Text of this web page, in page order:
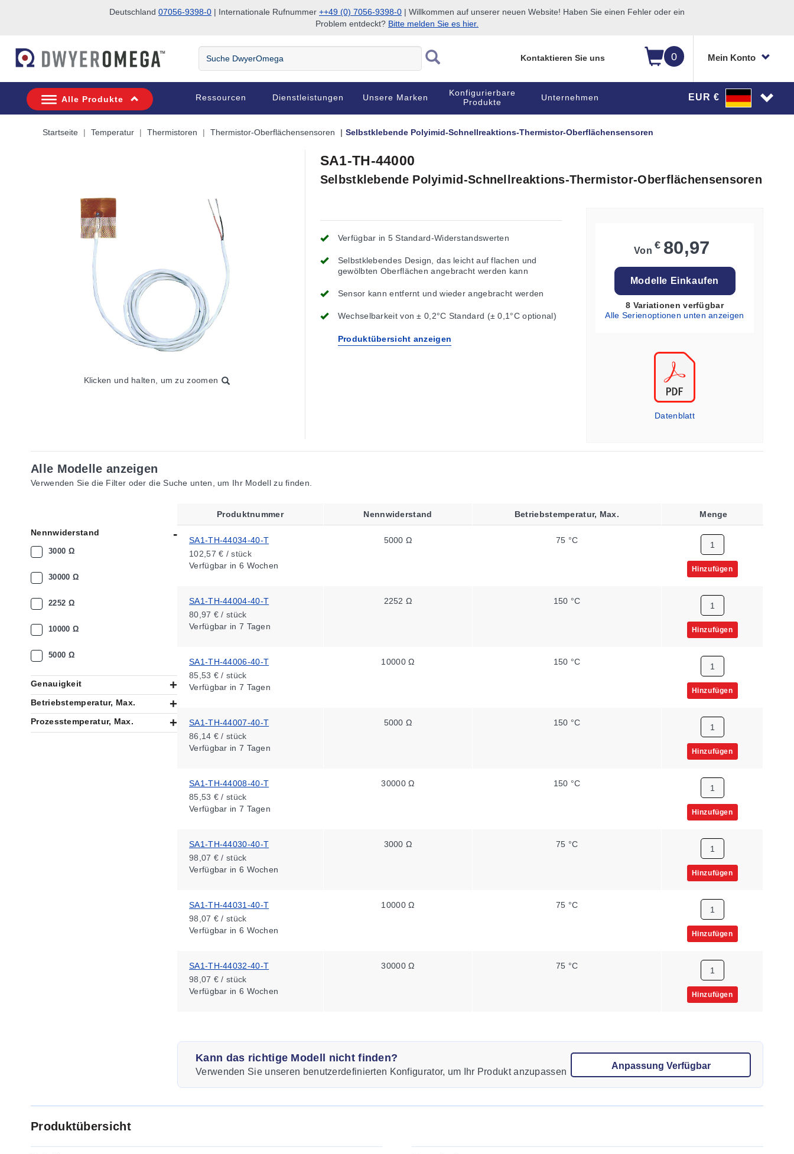
Deutschland 07056-9398-0 | Internationale Rufnummer ++49 (0) 7056-9398-0 | Willkommen auf unserer neuen Website! Haben Sie einen Fehler oder ein
Problem entdeckt? Bitte melden Sie es hier.
0 Mein Konto
Suche
DwyerOmega
Kontaktieren Sie uns
Alle Produkte Ressourcen Dienstleistungen Unsere Marken
Konfigurierbare
Produkte
Unternehmen EUR €
Startseite Temperatur Thermistoren Thermistor-Oberflächensensoren Selbstklebende Polyimid-Schnellreaktions-Thermistor-Oberflächensensoren
Klicken und halten, um zu zoomen
SA1-TH-44000
Selbstklebende Polyimid-Schnellreaktions-Thermistor-Oberflächensensoren
Verfügbar in 5 Standard-Widerstandswerten
Selbstklebendes Design, das leicht auf flachen und
gewölbten Oberflächen angebracht werden kann
Sensor kann entfernt und wieder angebracht werden
Wechselbarkeit von ± 0,2°C Standard (± 0,1°C optional)
Produktübersicht anzeigen
Von € 80,97
Modelle Einkaufen
8 Variationen verfügbar
Alle Serienoptionen unten anzeigen
Datenblatt
Alle Modelle anzeigen
Verwenden Sie die Filter oder die Suche unten, um Ihr Modell zu finden.
Nennwiderstand
3000 Ω
30000 Ω
2252 Ω
10000 Ω
5000 Ω
Genauigkeit
Betriebstemperatur, Max.
Prozesstemperatur, Max.
Produktnummer Nennwiderstand Betriebstemperatur, Max. Menge
SA1-TH-44034-40-T
102,57 € / stück
Verfügbar in 6 Wochen
5000 Ω 75 °C
Hinzufügen
SA1-TH-44004-40-T
80,97 € / stück
Verfügbar in 7 Tagen
2252 Ω 150 °C
Hinzufügen
SA1-TH-44006-40-T
85,53 € / stück
Verfügbar in 7 Tagen
10000 Ω 150 °C
Hinzufügen
SA1-TH-44007-40-T
86,14 € / stück
Verfügbar in 7 Tagen
5000 Ω 150 °C
Hinzufügen
SA1-TH-44008-40-T
85,53 € / stück
Verfügbar in 7 Tagen
30000 Ω 150 °C
Hinzufügen
SA1-TH-44030-40-T
98,07 € / stück
Verfügbar in 6 Wochen
3000 Ω 75 °C
Hinzufügen
SA1-TH-44031-40-T
98,07 € / stück
Verfügbar in 6 Wochen
10000 Ω 75 °C
Hinzufügen
SA1-TH-44032-40-T
98,07 € / stück
Verfügbar in 6 Wochen
30000 Ω 75 °C
Hinzufügen
Kann das richtige Modell nicht finden?
Verwenden Sie unseren benutzerdefinierten Konfigurator, um Ihr Produkt anzupassen
Anpassung Verfügbar
Produktübersicht